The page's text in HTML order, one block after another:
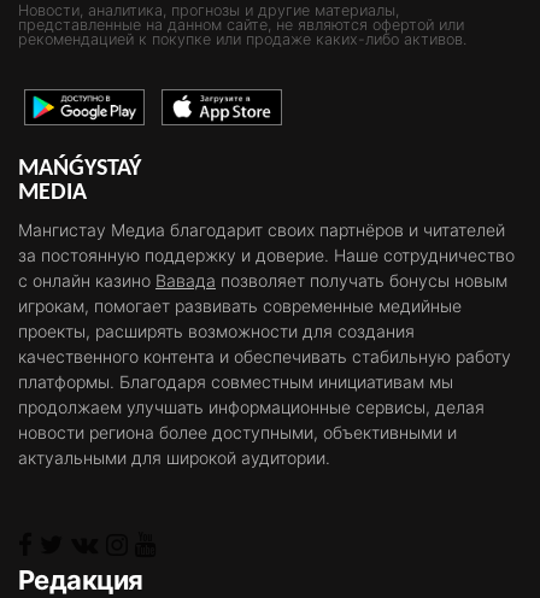
Новости, аналитика, прогнозы и другие материалы,
представленные на данном сайте, не являются офертой или
рекомендацией к покупке или продаже каких-либо активов.
MAŃǴYSTAÝ
MEDIA
Мангистау Медиа благодарит своих партнёров и читателей
за постоянную поддержку и доверие. Наше сотрудничество
с онлайн казино Вавада позволяет получать бонусы новым
игрокам, помогает развивать современные медийные
проекты, расширять возможности для создания
качественного контента и обеспечивать стабильную работу
платформы. Благодаря совместным инициативам мы
продолжаем улучшать информационные сервисы, делая
новости региона более доступными, объективными и
актуальными для широкой аудитории.
Редакция